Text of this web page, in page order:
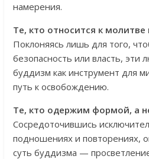
намерения.
Те, кто относится к молитве
Поклоняясь лишь для того,
безопасность или власть, эти
буддизм как инструмент для
путь к освобождению.
Те, кто одержим формой, а
Сосредоточившись
подношениях и повторениях,
суть буддизма —